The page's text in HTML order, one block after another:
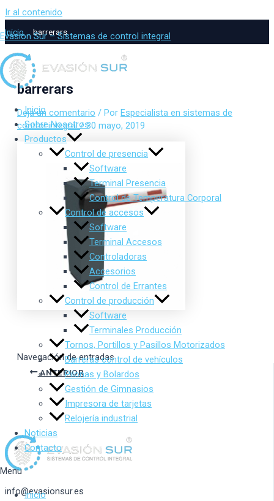
Ir al contenido
Evasion Sur – Sistemas de control integral
Inicio
Sobre Nosotros
Productos
Control de presencia
Software
Terminal Presencia
Control de Temperatura Corporal
Control de accesos
Software
Terminal Accesos
Controladoras
Accesorios
Control de Errantes
Control de producción
Software
Terminales Producción
Tornos, Portillos y Pasillos Motorizados
Barreras control de vehículos
Pilonas y Bolardos
Gestión de Gimnasios
Impresora de tarjetas
Relojería industrial
Noticias
Contacto
Menu
Inicio
Inicio barrerars
barrerars
Deja un comentario / Por Especialista en sistemas de
control integral/30 mayo, 2019
Navegación de entradas
ANTERIOR
info@evasionsur.es